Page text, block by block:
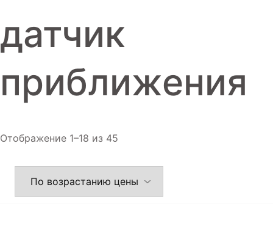
Аксессуары
датчик
приближения
Отображение 1–18 из 45